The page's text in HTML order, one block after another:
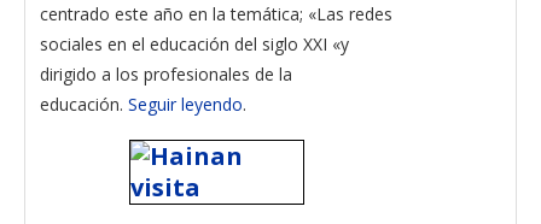
centrado este año en la temática; «Las redes
sociales en el educación del siglo XXI «y
dirigido a los profesionales de la
educación. Seguir leyendo.